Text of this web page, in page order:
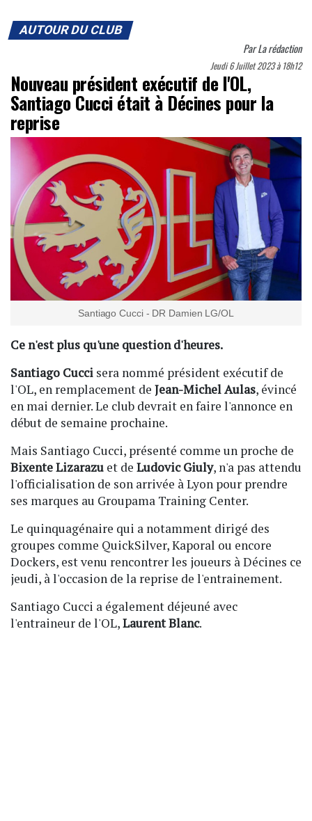
AUTOUR DU CLUB
ParLa rédaction
Jeudi 6 Juillet 2023 à 18h12
Nouveau président exécutif de l'OL,
Santiago Cucci était à Décines pour la
reprise
Santiago Cucci - DR Damien LG/OL
Ce n'est plus qu'une question d'heures.
Santiago Cucci sera nommé président exécutif de
l'OL, en remplacement de Jean-Michel Aulas, évincé
en mai dernier. Le club devrait en faire l'annonce en
début de semaine prochaine.
Mais Santiago Cucci, présenté comme un proche de
Bixente Lizarazu et de Ludovic Giuly, n'a pas attendu
l'officialisation de son arrivée à Lyon pour prendre
ses marques au Groupama Training Center.
Le quinquagénaire qui a notamment dirigé des
groupes comme QuickSilver, Kaporal ou encore
Dockers, est venu rencontrer les joueurs à Décines ce
jeudi, à l'occasion de la reprise de l'entrainement.
Santiago Cucci a également déjeuné avec
l'entraineur de l'OL,Laurent Blanc.